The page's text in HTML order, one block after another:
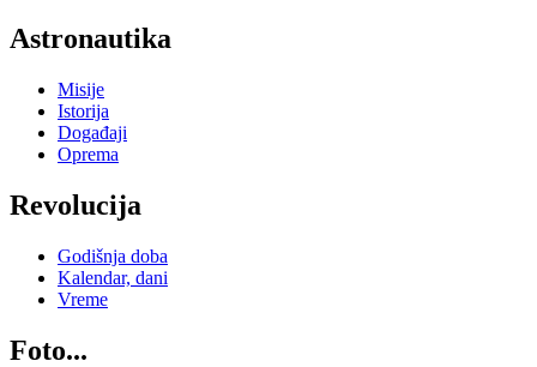
Astronautika
Misije
Istorija
Događaji
Oprema
Revolucija
Godišnja doba
Kalendar, dani
Vreme
Foto...